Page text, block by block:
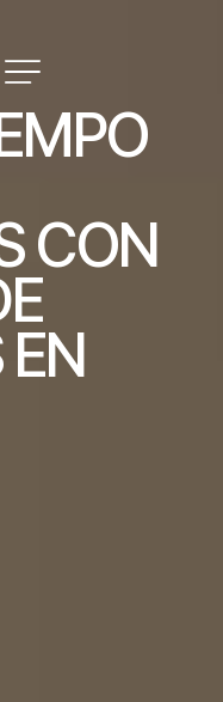
MPO
CON
E
EN